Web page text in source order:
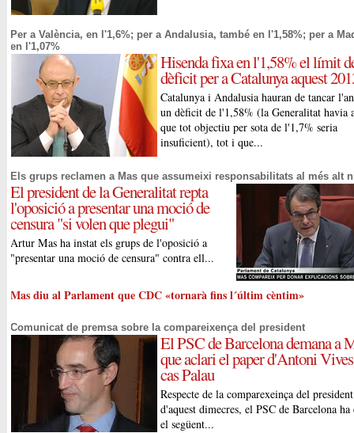
Per a València, en l'1,6%; per a Andalusia, també en l'1,58%; per a
en l'1,07%
Hisenda fixa en l'1,58% el límit
dèficit per a Catalunya aquest
Catalunya i Andalusia hauran de tancar
un dèficit de l'1,58% (la Generalitat havia
que tot objectiu per sota de l'1,7% seria
insuficient), tot i que...
Els grups reclamen a Mas que assumeixi responsabilitats al més alt
El president de la Generalitat repta
l'oposició a presentar una moció de
censura "si volen que plegui"
Artur Mas ha instat els grups de l'oposició a
"presentar una moció de censura" contra ell...
Mas diu al Parlament que CDC «tornarà fins l´últim cèntim»
Comunicat de premsa sobre la compareixença del president
El PSC de Barcelona demana a
que aclari el paper d'Antoni
cas Palau
Respecte de la comparexeinça del
d'aquest dimecres, el PSC de Barcelona ha
el següent...